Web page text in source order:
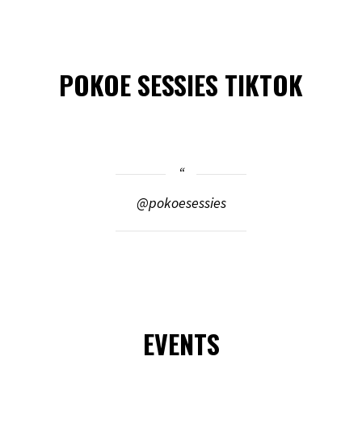
POKOE SESSIES TIKTOK
@pokoesessies
EVENTS